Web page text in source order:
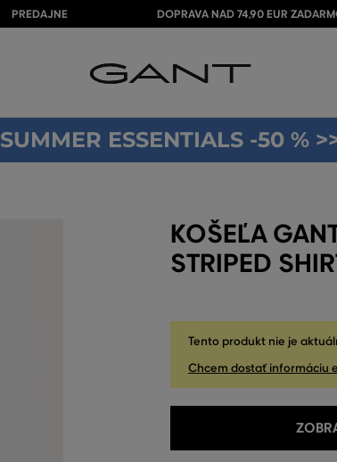
PREDAJNE DOPRAVA NAD 74,90 EUR
SUMMER ESSENTIALS -50 %
KOŠEĽA
STRIPED
Tento produkt nie je
Chcem dostať informáciu